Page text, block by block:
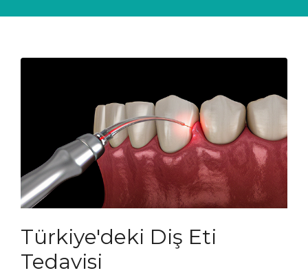
İLETIŞIM
Türkiye'deki Diş Eti
Tedavisi